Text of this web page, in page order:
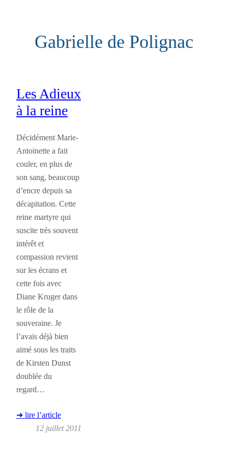
Gabrielle de Polignac
Les Adieux
à la reine
Décidément Marie-
Antoinette a fait
couler, en plus de
son sang, beaucoup
d’encre depuis sa
décapitation. Cette
reine martyre qui
suscite très souvent
intérêt et
compassion revient
sur les écrans et
cette fois avec
Diane Kruger dans
le rôle de la
souveraine. Je
l’avais déjà bien
aimé sous les traits
de Kirsten Dunst
doublée du
regard…
➜ lire l’article
12 juillet 2011